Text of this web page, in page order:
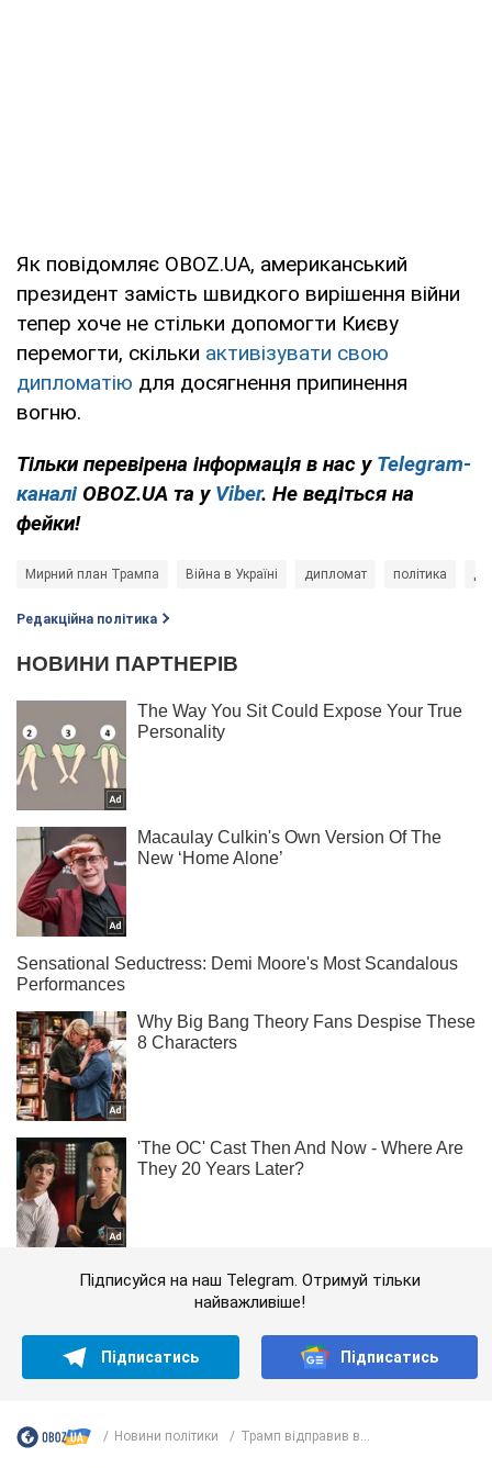
Як повідомляє OBOZ.UA, американський
президент замість швидкого вирішення війни
тепер хоче не стільки допомогти Києву
перемогти, скільки активізувати свою
дипломатію для досягнення припинення
вогню.
Тільки перевірена інформація в нас у Telegram-
каналі OBOZ.UA та у Viber. Не ведіться на
фейки!
Мирний план Трампа Війна в Україні дипломат політика
Редакційна політика
Підписуйся на наш Telegram. Отримуй тільки
найважливіше!
Підписатись Підписатись
Новини політики Трамп відправив в...